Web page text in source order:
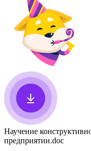
Научение
предприятии.doc